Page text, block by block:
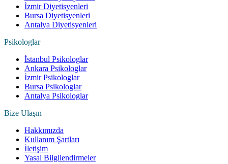
İzmir Diyetisyenleri
Bursa Diyetisyenleri
Antalya Diyetisyenleri
Psikologlar
İstanbul Psikologlar
Ankara Psikologlar
İzmir Psikologlar
Bursa Psikologlar
Antalya Psikologlar
Bize Ulaşın
Hakkımızda
Kullanım Şartları
İletişim
Yasal Bilgilendirmeler